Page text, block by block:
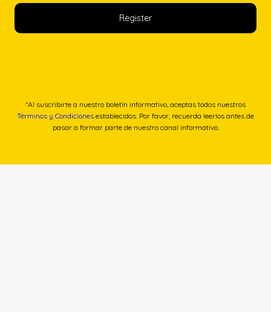
*Al suscribirte a nuestro boletín informativo, aceptas todos nuestros
Términos y Condiciones establecidos. Por favor, recuerda leerlos antes de
pasar a formar parte de nuestro canal informativo.